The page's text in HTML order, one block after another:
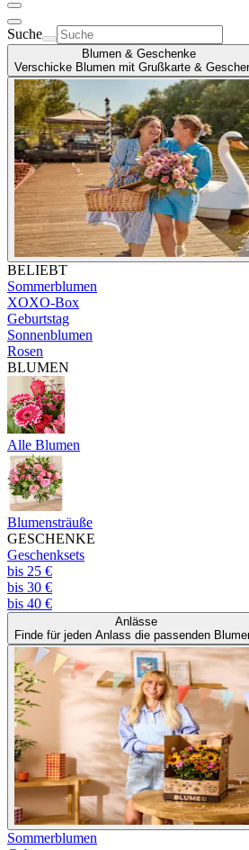
Suche
Blumen & Geschenke
Verschicke Blumen mit Grußkarte &
BELIEBT
Sommerblumen
XOXO-Box
Geburtstag
Sonnenblumen
Rosen
BLUMEN
Alle Blumen
Blumensträuße
GESCHENKE
Geschenksets
bis 25 €
bis 30 €
bis 40 €
Anlässe
Finde für jeden Anlass die passenden
Sommerblumen